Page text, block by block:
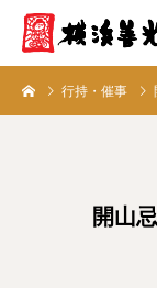
行持・催事
開山